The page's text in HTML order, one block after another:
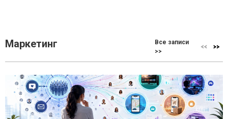
Маркетинг
Все записи
>>